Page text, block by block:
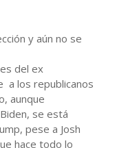
y aún no se
del ex
a los republicanos
aunque
se está
pese a Josh
hace todo lo